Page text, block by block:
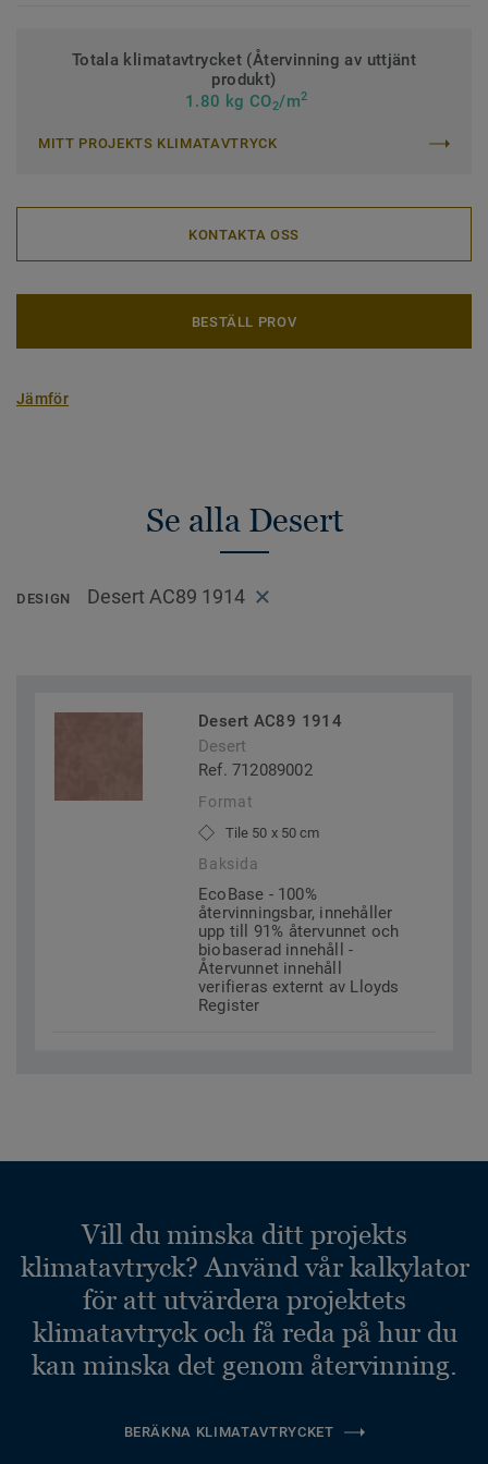
Totala klimatavtrycket (Återvinning av uttjänt
produkt)
1.80 kg CO2/m2
MITT PROJEKTS KLIMATAVTRYCK
KONTAKTA OSS
BESTÄLL PROV
Jämför
Se alla Desert
DESIGN Desert AC89 1914
Desert AC89 1914
Desert
Ref. 712089002
Format
Tile 50 x 50 cm
Baksida
EcoBase - 100%
återvinningsbar, innehåller
upp till 91% återvunnet och
biobaserad innehåll -
Återvunnet innehåll
verifieras externt av Lloyds
Register
Vill du minska ditt projekts
klimatavtryck? Använd vår kalkylator
för att utvärdera projektets
klimatavtryck och få reda på hur du
kan minska det genom återvinning.
BERÄKNA KLIMATAVTRYCKET